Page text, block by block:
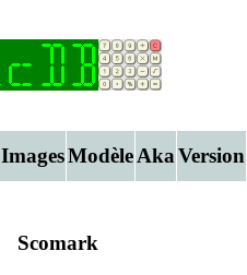
ImagesModèleAkaVersion
Scomark